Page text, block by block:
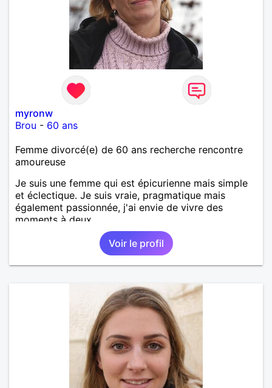
myronw
Brou - 60 ans
Femme divorcé(e) de 60 ans recherche rencontre
amoureuse
Je suis une femme qui est épicurienne mais simple
et éclectique. Je suis vraie, pragmatique mais
également passionnée, j'ai envie de vivre des
moments à deux.
Voir le profil